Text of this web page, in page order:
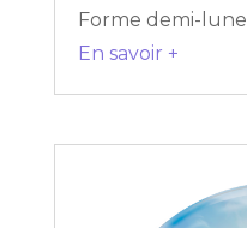
Forme demi-lune
En savoir +